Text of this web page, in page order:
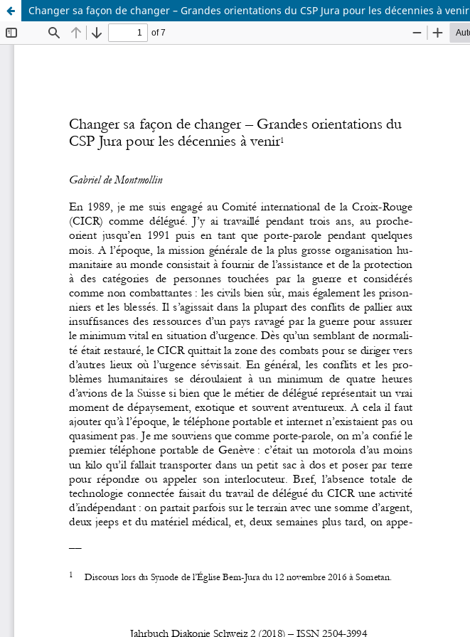
Changer sa façon de changer – Grandes orientations du CSP Jura pour les décennies à venir